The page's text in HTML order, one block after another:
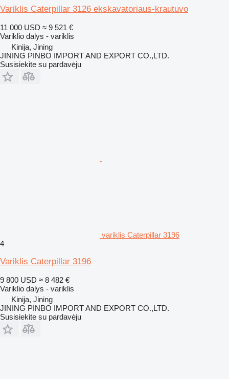
Variklis Caterpillar 3126 ekskavatoriaus-krautuvo
11 000 USD ≈ 9 521 €
Variklio dalys - variklis
Kinija, Jining
JINING PINBO IMPORT AND EXPORT CO.,LTD.
Susisiekite su pardavėju
variklis Caterpillar 3196
4
Variklis Caterpillar 3196
9 800 USD ≈ 8 482 €
Variklio dalys - variklis
Kinija, Jining
JINING PINBO IMPORT AND EXPORT CO.,LTD.
Susisiekite su pardavėju